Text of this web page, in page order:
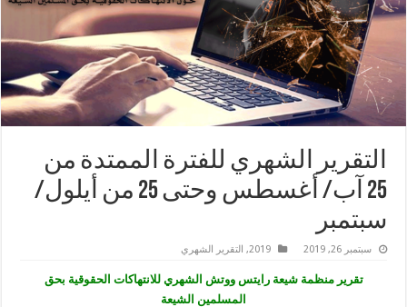
التقرير الشهري للفترة الممتدة من
25 آب/ أغسطس وحتى 25 من أيلول/
سبتمبر
سبتمبر 26, 2019 2019
, التقرير الشهري
تقرير منظمة شيعة رايتس ووتش الشهري للانتهاكات الحقوقية بحق
المسلمين الشيعة